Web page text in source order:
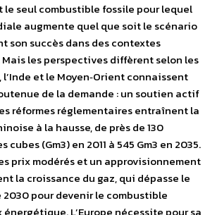
le seul combustible fossile pour lequel
augmente quel que soit le scénario
son succès dans des contextes
les perspectives diffèrent selon les
l’Inde et le Moyen‐Orient connaissent
de la demande : un soutien actif
réformes réglementaires entraînent la
à la hausse, de près de 130
cubes (Gm3) en 2011 à 545 Gm3 en 2035.
prix modérés et un approvisionnement
la croissance du gaz, qui dépasse le
pour devenir le combustible